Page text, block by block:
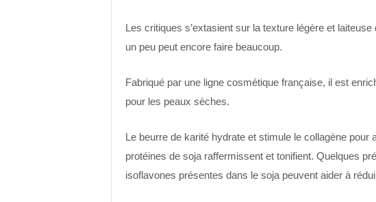
Les critiques s’extasient sur la texture légère et
un peu peut encore faire beaucoup.
Fabriqué par une ligne cosmétique française, il est
pour les peaux sèches.
Le beurre de karité hydrate et stimule le collagène pour
protéines de soja raffermissent et tonifient. Quelques
isoflavones présentes dans le soja peuvent aider à